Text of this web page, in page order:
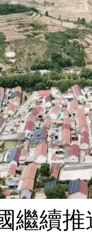
續推